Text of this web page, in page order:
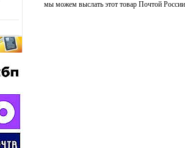
мы можем выслать этот товар Почтой